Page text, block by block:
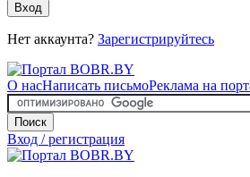
Вход
Нет аккаунта? Зарегистрируйтесь
О насНаписать письмоРеклама на
Поиск
Вход / регистрация